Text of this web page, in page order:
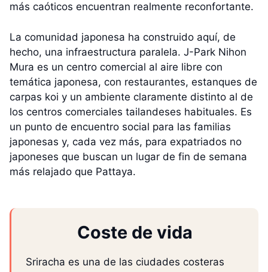
más caóticos encuentran realmente reconfortante.
La comunidad japonesa ha construido aquí, de
hecho, una infraestructura paralela. J-Park Nihon
Mura es un centro comercial al aire libre con
temática japonesa, con restaurantes, estanques de
carpas koi y un ambiente claramente distinto al de
los centros comerciales tailandeses habituales. Es
un punto de encuentro social para las familias
japonesas y, cada vez más, para expatriados no
japoneses que buscan un lugar de fin de semana
más relajado que Pattaya.
Coste de vida
Sriracha es una de las ciudades costeras